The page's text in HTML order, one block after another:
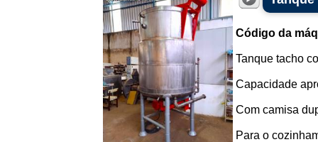
Código da
Tanque tacho
Capacidade
Com camisa
Para o